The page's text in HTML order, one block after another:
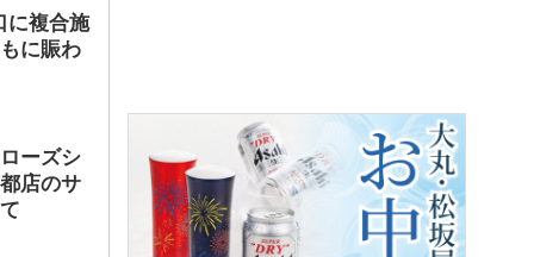
に複合施
に賑わ
ーズシ
店のサ